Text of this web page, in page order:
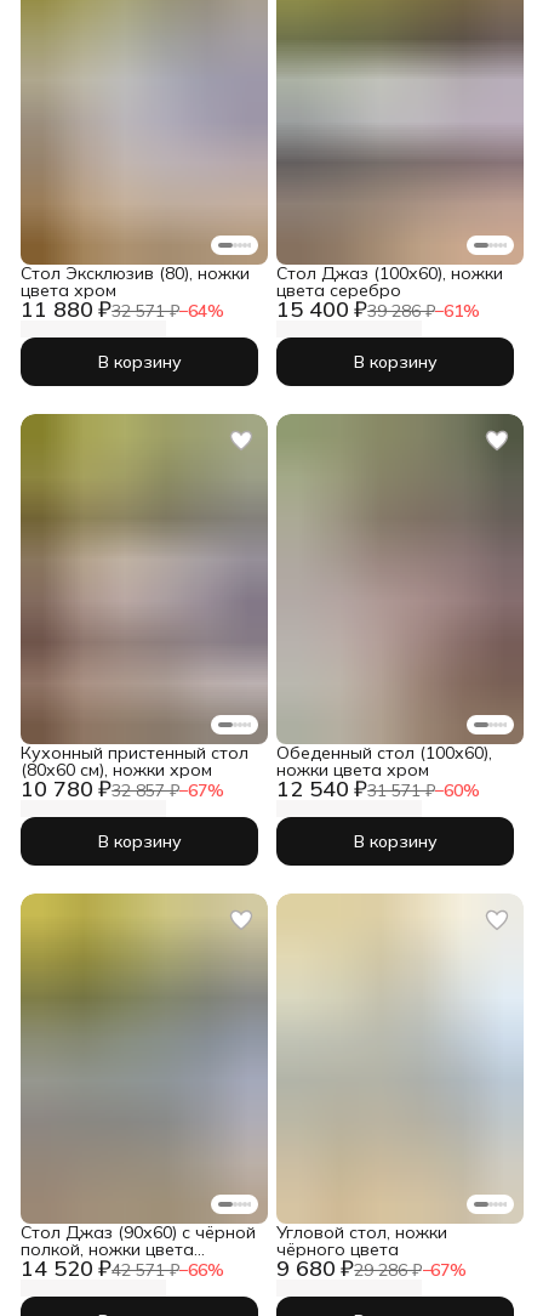
11 880 ₽32 571 ₽−64%
Стол Эксклюзив (80), ножки
цвета хром
В корзину
15 400 ₽39 286 ₽−61%
Cтол Джаз (100х60), ножки
цвета серебро
В корзину
10 780 ₽32 857 ₽−67%
Кухонный пристенный стол
(80х60 см), ножки хром
В корзину
12 540 ₽31 571 ₽−60%
Обеденный стол (100х60),
ножки цвета хром
В корзину
14 520 ₽42 571 ₽−66%
Cтол Джаз (90х60) с чёрной
полкой, ножки цвета
серебро 9 680 ₽29 286 ₽−67%
Угловой стол, ножки
чёрного цвета